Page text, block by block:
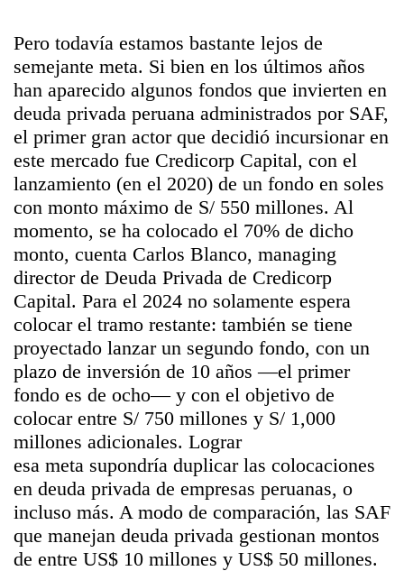
Pero todavía estamos bastante lejos de
semejante meta. Si bien en los últimos años
han aparecido algunos fondos que invierten en
deuda privada peruana administrados por SAF,
el primer gran actor que decidió incursionar en
este mercado fue Credicorp Capital, con el
lanzamiento (en el 2020) de un fondo en soles
con monto máximo de S/ 550 millones. Al
momento, se ha colocado el 70% de dicho
monto, cuenta Carlos Blanco, managing
director de Deuda Privada de Credicorp
Capital. Para el 2024 no solamente espera
colocar el tramo restante: también se tiene
proyectado lanzar un segundo fondo, con un
plazo de inversión de 10 años —el primer
fondo es de ocho— y con el objetivo de
colocar entre S/ 750 millones y S/ 1,000
millones adicionales. Lograr
esa meta supondría duplicar las colocaciones
en deuda privada de empresas peruanas, o
incluso más. A modo de comparación, las SAF
que manejan deuda privada gestionan montos
de entre US$ 10 millones y US$ 50 millones.